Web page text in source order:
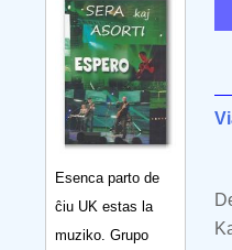
Esenca parto de
ĉiu UK estas la
muziko. Grupo